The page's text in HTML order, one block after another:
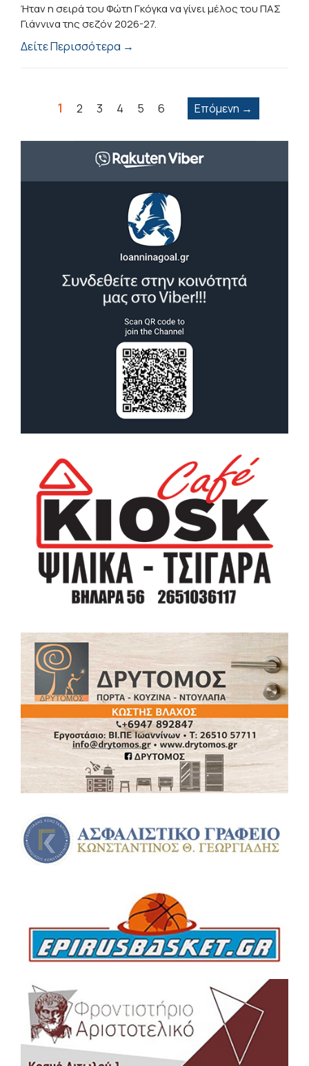
Ήταν η σειρά του Φώτη Γκόγκα να γίνει μέλος του ΠΑΣ
Γιάννινα της σεζόν 2026-27.
Δείτε Περισσότερα →
1 2 3 4 5 6 Επόμενη →